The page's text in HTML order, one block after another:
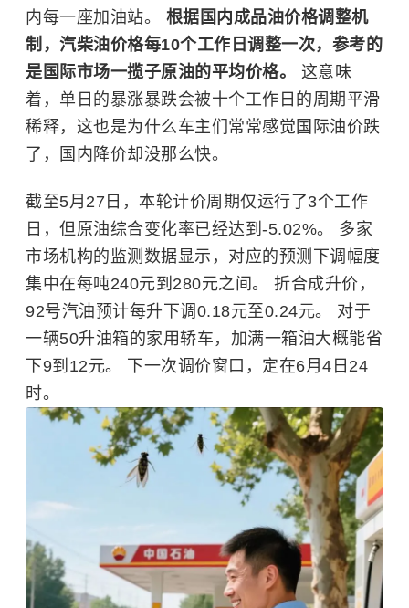
内每一座加油站。 根据国内成品油价格调整机
制，汽柴油价格每10个工作日调整一次，参考的
是国际市场一揽子原油的平均价格。 这意味
着，单日的暴涨暴跌会被十个工作日的周期平滑
稀释，这也是为什么车主们常常感觉国际油价跌
了，国内降价却没那么快。
截至5月27日，本轮计价周期仅运行了3个工作
日，但原油综合变化率已经达到-5.02%。 多家
市场机构的监测数据显示，对应的预测下调幅度
集中在每吨240元到280元之间。 折合成升价，
92号汽油预计每升下调0.18元至0.24元。 对于
一辆50升油箱的家用轿车，加满一箱油大概能省
下9到12元。 下一次调价窗口，定在6月4日24
时。